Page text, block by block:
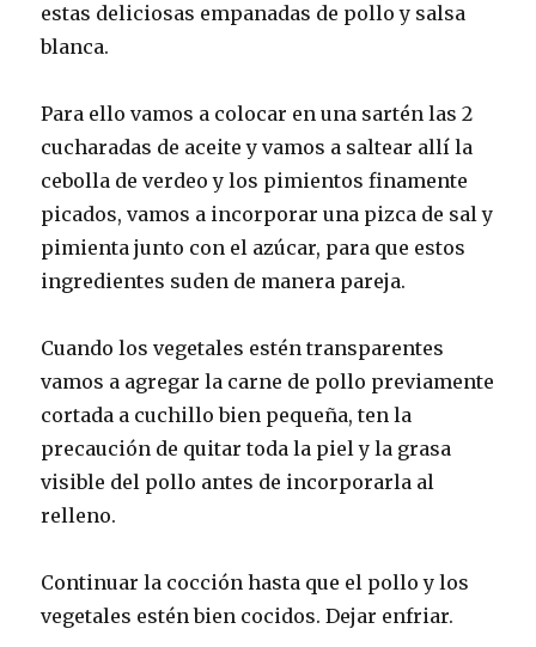
estas deliciosas empanadas de pollo y salsa
blanca.
Para ello vamos a colocar en una sartén las 2
cucharadas de aceite y vamos a saltear allí la
cebolla de verdeo y los pimientos finamente
picados, vamos a incorporar una pizca de sal y
pimienta junto con el azúcar, para que estos
ingredientes suden de manera pareja.
Cuando los vegetales estén transparentes
vamos a agregar la carne de pollo previamente
cortada a cuchillo bien pequeña, ten la
precaución de quitar toda la piel y la grasa
visible del pollo antes de incorporarla al
relleno.
Continuar la cocción hasta que el pollo y los
vegetales estén bien cocidos. Dejar enfriar.